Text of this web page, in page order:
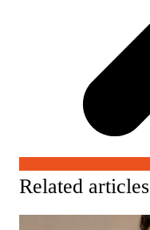
Related articles